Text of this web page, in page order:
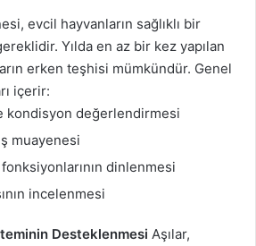
evcil hayvanların sağlıklı bir
Yılda en az bir kez yapılan
erken teşhisi mümkündür. Genel
içerir:
kondisyon değerlendirmesi
muayenesi
dinlenmesi
incelenmesi
Desteklenmesi Aşılar,